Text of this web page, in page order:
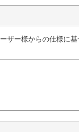
ザー様からの仕様に